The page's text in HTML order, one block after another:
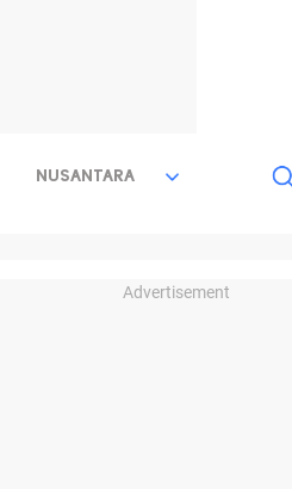
NUSANTARA
Advertisement